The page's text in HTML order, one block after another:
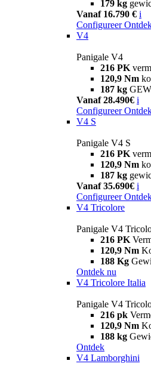
179 kg
Vanaf 16.790 € i
Configureer
V4
Panigale V4
216 PK
120,9 Nm
187 kg
Vanaf 28.490€ i
Configureer
V4 S
Panigale V4 S
216 PK
120,9 Nm
187 kg
Vanaf 35.690€ i
Configureer
V4 Tricolore
Panigale V4
216 PK
120,9 Nm
188 Kg
Ontdek nu
V4 Tricolore Italia
Panigale V4
216 pk
120,9 Nm
188 kg
Ontdek
V4 Lamborghini